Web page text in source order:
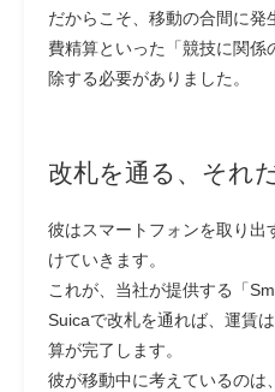
だからこそ、移動の合間に発
費精算といった「競技に関
除する必要がありました。
改札を通る、それ
彼はスマートフォンを取り出
けていきます。
これが、当社が提供する「
Suicaで改札を通れば、運賃
算が完了します。
彼が移動中に考えているのは